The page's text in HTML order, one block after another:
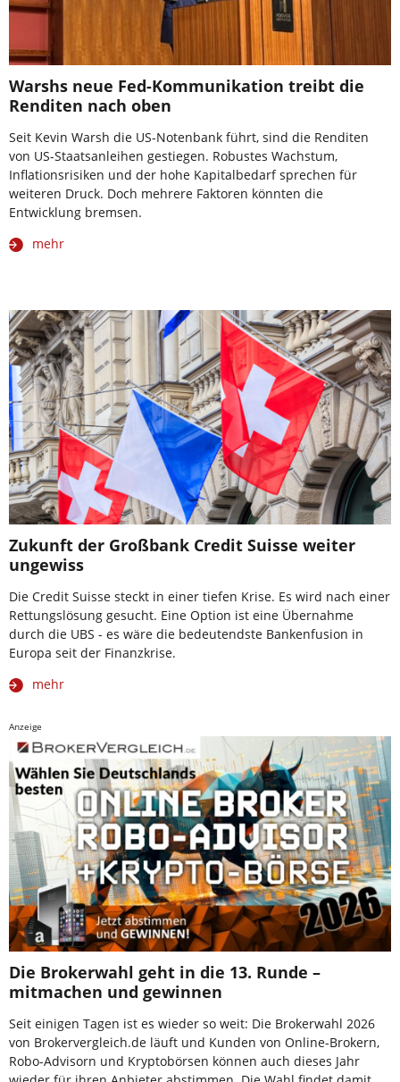
Warshs neue Fed-Kommunikation treibt die
Renditen nach oben
Seit Kevin Warsh die US-Notenbank führt, sind die Renditen
von US-Staatsanleihen gestiegen. Robustes Wachstum,
Inflationsrisiken und der hohe Kapitalbedarf sprechen für
weiteren Druck. Doch mehrere Faktoren könnten die
Entwicklung bremsen.
mehr
Zukunft der Großbank Credit Suisse weiter
ungewiss
Die Credit Suisse steckt in einer tiefen Krise. Es wird nach einer
Rettungslösung gesucht. Eine Option ist eine Übernahme
durch die UBS - es wäre die bedeutendste Bankenfusion in
Europa seit der Finanzkrise.
mehr
Anzeige
Die Brokerwahl geht in die 13. Runde –
mitmachen und gewinnen
Seit einigen Tagen ist es wieder so weit: Die Brokerwahl 2026
von Brokervergleich.de läuft und Kunden von Online-Brokern,
Robo-Advisorn und Kryptobörsen können auch dieses Jahr